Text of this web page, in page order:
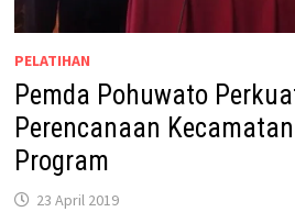
PELATIHAN
Pemda Pohuwato
Perencanaan
Program
23 April 2019